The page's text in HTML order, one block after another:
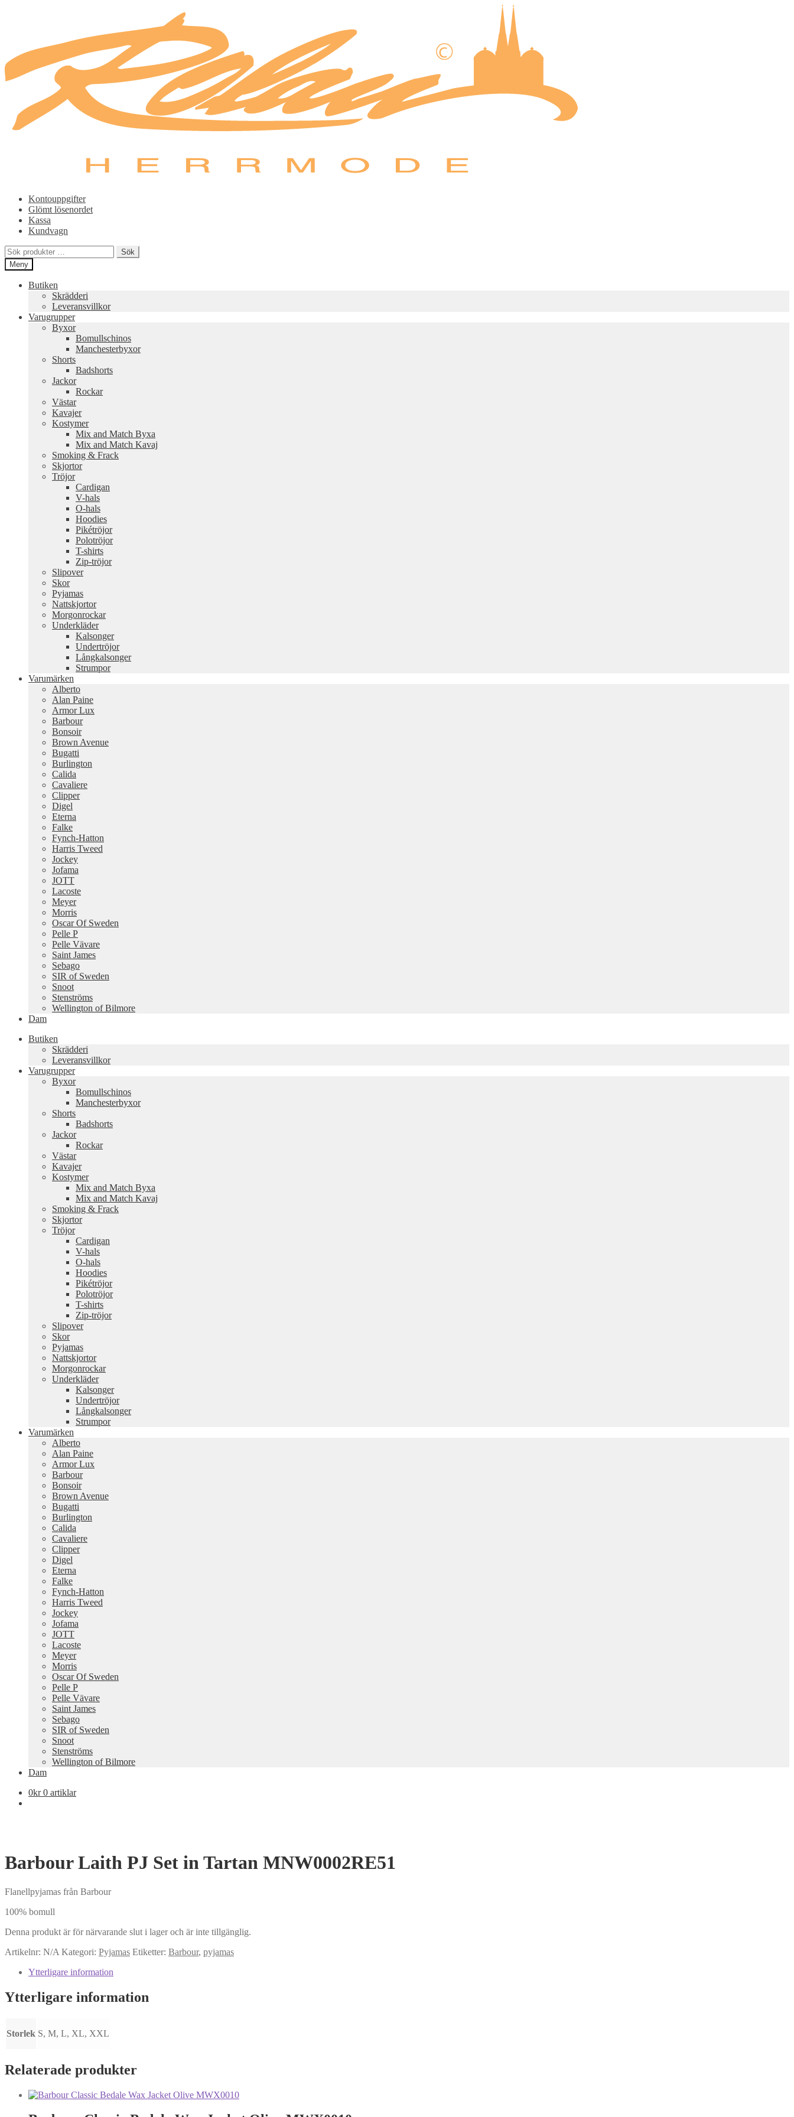
Kontouppgifter
Glömt lösenordet
Kassa
Kundvagn
Sök
efter:
Sök
Meny
Butiken
Skrädderi
Leveransvillkor
Varugrupper
Byxor
Bomullschinos
Manchesterbyxor
Shorts
Badshorts
Jackor
Rockar
Västar
Kavajer
Kostymer
Mix and Match Byxa
Mix and Match Kavaj
Smoking & Frack
Skjortor
Tröjor
Cardigan
V-hals
O-hals
Hoodies
Pikétröjor
Polotröjor
T-shirts
Zip-tröjor
Slipover
Skor
Pyjamas
Nattskjortor
Morgonrockar
Underkläder
Kalsonger
Undertröjor
Långkalsonger
Strumpor
Varumärken
Alberto
Alan Paine
Armor Lux
Barbour
Bonsoir
Brown Avenue
Bugatti
Burlington
Calida
Cavaliere
Clipper
Digel
Eterna
Falke
Fynch-Hatton
Harris Tweed
Jockey
Jofama
JOTT
Lacoste
Meyer
Morris
Oscar Of Sweden
Pelle P
Pelle Vävare
Saint James
Sebago
SIR of Sweden
Snoot
Stenströms
Wellington of Bilmore
Dam
Butiken
Skrädderi
Leveransvillkor
Varugrupper
Byxor
Bomullschinos
Manchesterbyxor
Shorts
Badshorts
Jackor
Rockar
Västar
Kavajer
Kostymer
Mix and Match Byxa
Mix and Match Kavaj
Smoking & Frack
Skjortor
Tröjor
Cardigan
V-hals
O-hals
Hoodies
Pikétröjor
Polotröjor
T-shirts
Zip-tröjor
Slipover
Skor
Pyjamas
Nattskjortor
Morgonrockar
Underkläder
Kalsonger
Undertröjor
Långkalsonger
Strumpor
Varumärken
Alberto
Alan Paine
Armor Lux
Barbour
Bonsoir
Brown Avenue
Bugatti
Burlington
Calida
Cavaliere
Clipper
Digel
Eterna
Falke
Fynch-Hatton
Harris Tweed
Jockey
Jofama
JOTT
Lacoste
Meyer
Morris
Oscar Of Sweden
Pelle P
Pelle Vävare
Saint James
Sebago
SIR of Sweden
Snoot
Stenströms
Wellington of Bilmore
Dam
0kr 0 artiklar
Barbour Laith PJ Set in Tartan MNW0002RE51
Flanellpyjamas från Barbour
100% bomull
Denna produkt är för närvarande slut i lager och är inte tillgänglig.
Artikelnr: N/A Kategori: Pyjamas Etiketter: Barbour, pyjamas
Ytterligare information
Ytterligare information
Storlek S, M, L, XL, XXL
Relaterade produkter